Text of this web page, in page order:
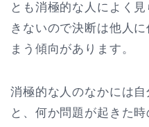
とも消極的な人によく
きないので決断は他人
まう傾向があります。
消極的な人のなかには
と、何か問題が起きた